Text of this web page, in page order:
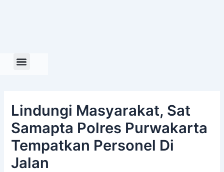
Lindungi Masyarakat, Sat
Samapta Polres Purwakarta
Tempatkan Personel Di
Jalan